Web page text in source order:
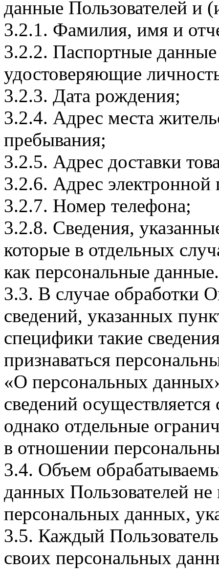
данные Пользователей и
3.2.1. Фамилия, имя и
3.2.2. Паспортные
удостоверяющие
3.2.3. Дата рождения;
3.2.4. Адрес места
пребывания;
3.2.5. Адрес доставки
3.2.6. Адрес электронной
3.2.7. Номер телефона;
3.2.8. Сведения,
которые в отдельных
как персональные данные.
3.3. В случае обработки
сведений, указанных
специфики такие
признаваться
«О персональных
сведений
однако отдельные
в отношении
3.4. Объем
данных Пользователей
персональных данных,
3.5. Каждый
своих персональных